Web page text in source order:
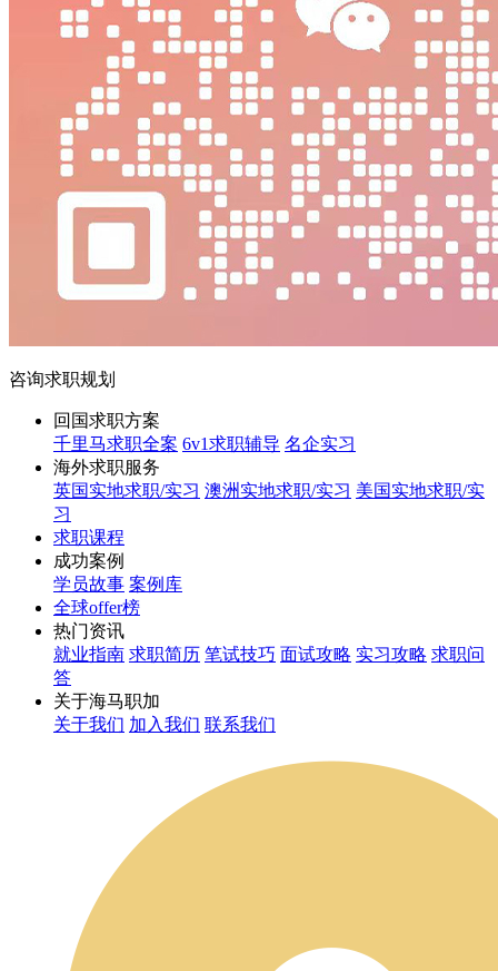
咨询求职规划
回国求职方案
千里马求职全案 6v1求职辅导 名企实习
海外求职服务
英国实地求职/实习 澳洲实地求职/实习 美国实地求职/实
习
求职课程
成功案例
学员故事 案例库
全球offer榜
热门资讯
就业指南 求职简历 笔试技巧 面试攻略 实习攻略 求职问
答
关于海马职加
关于我们 加入我们 联系我们